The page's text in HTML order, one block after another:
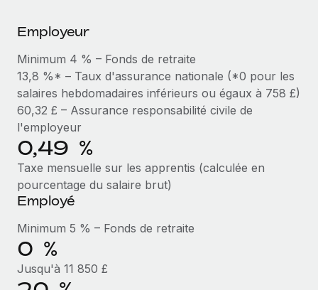
SERVICES
Demandez aux experts
Recevez des conseils d’experts sur les RH à
l’international et la conformité
Contrôles d’antécédents
Simplifiez vos processus de présélection des
candidats
Remote Watchtower
Gardez un temps d’avance sur les risques en
Gestion des appareils
Achetez et suivez vos équipements informatiques
dans le monde entier
Explorez avec nous vos opportunités de partenariat
Remote Build Bientôt disponible
Conseil en intégrations et automatisations assistées par
l’IA
Données sur les salaires et les talents
Centre de ressources
Obtenir de l’aide
Voir toutes les ressources
BLOG
Paie multipays
Gestion des freelances
Taxes
Employeur
Minimum 4 % – Fonds de retraite
13,8 %* – Taux d'assurance nationale (*0 pour les
salaires hebdomadaires inférieurs ou égaux à 758 £)
60,32 £ – Assurance responsabilité civile de
l'employeur
0,49 %
Taxe mensuelle sur les apprentis (calculée en
pourcentage du salaire brut)
Employé
Minimum 5 % – Fonds de retraite
0 %
Jusqu'à 11 850 £